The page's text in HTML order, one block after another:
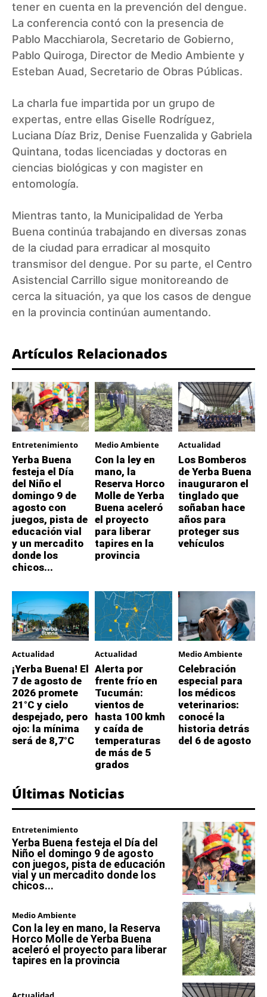
tener en cuenta en la prevención del dengue.
La conferencia contó con la presencia de
Pablo Macchiarola, Secretario de Gobierno,
Pablo Quiroga, Director de Medio Ambiente y
Esteban Auad, Secretario de Obras Públicas.
La charla fue impartida por un grupo de
expertas, entre ellas Giselle Rodríguez,
Luciana Díaz Briz, Denise Fuenzalida y Gabriela
Quintana, todas licenciadas y doctoras en
ciencias biológicas y con magister en
entomología.
Mientras tanto, la Municipalidad de Yerba
Buena continúa trabajando en diversas zonas
de la ciudad para erradicar al mosquito
transmisor del dengue. Por su parte, el Centro
Asistencial Carrillo sigue monitoreando de
cerca la situación, ya que los casos de dengue
en la provincia continúan aumentando.
Artículos Relacionados
Entretenimiento
Yerba Buena
festeja el Día
del Niño el
domingo 9 de
agosto con
juegos, pista de
educación vial
y un mercadito
donde los
chicos...
Medio Ambiente
Con la ley en
mano, la
Reserva Horco
Molle de Yerba
Buena aceleró
el proyecto
para liberar
tapires en la
provincia
Actualidad
Los Bomberos
de Yerba Buena
inauguraron el
tinglado que
soñaban hace
años para
proteger sus
vehículos
Actualidad
¡Yerba Buena! El
7 de agosto de
2026 promete
21°C y cielo
despejado, pero
ojo: la mínima
será de 8,7°C
Actualidad
Alerta por
frente frío en
Tucumán:
vientos de
hasta 100 kmh
y caída de
temperaturas
de más de 5
grados
Medio Ambiente
Celebración
especial para
los médicos
veterinarios:
conocé la
historia detrás
del 6 de agosto
Últimas Noticias
Entretenimiento
Yerba Buena festeja el Día del
Niño el domingo 9 de agosto
con juegos, pista de educación
vial y un mercadito donde los
chicos...
Medio Ambiente
Con la ley en mano, la Reserva
Horco Molle de Yerba Buena
aceleró el proyecto para liberar
tapires en la provincia